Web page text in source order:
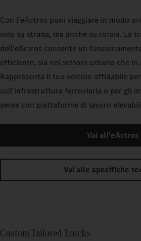
Con l'eActros puoi viaggiare in modo
solo su strada, ma anche su rotaia. La
dell'eActros consente un
efficiente, sia nel settore urbano che
Rappresenta il tuo veicolo affidabile
sull'infrastruttura ferroviaria o per gli
aeree con piattaforme di lavoro
Vai all'eActros
Vai alle specifiche
Custom Tailored Trucks